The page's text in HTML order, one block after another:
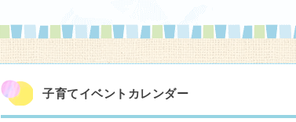
子育てイベントカレンダー